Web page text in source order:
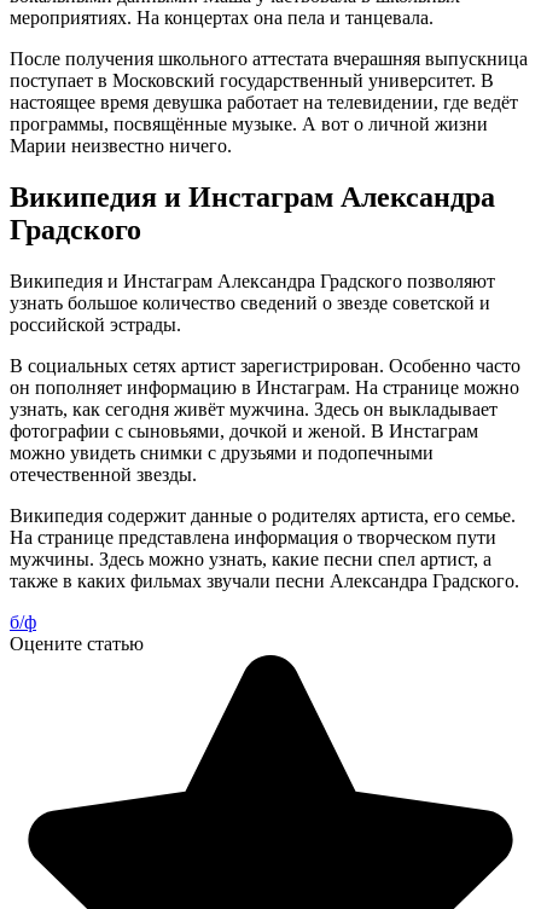
мероприятиях. На концертах она пела и танцевала.
После получения школьного аттестата вчерашняя выпускница
поступает в Московский государственный университет. В
настоящее время девушка работает на телевидении, где ведёт
программы, посвящённые музыке. А вот о личной жизни
Марии неизвестно ничего.
Википедия и Инстаграм Александра
Градского
Википедия и Инстаграм Александра Градского позволяют
узнать большое количество сведений о звезде советской и
российской эстрады.
В социальных сетях артист зарегистрирован. Особенно часто
он пополняет информацию в Инстаграм. На странице можно
узнать, как сегодня живёт мужчина. Здесь он выкладывает
фотографии с сыновьями, дочкой и женой. В Инстаграм
можно увидеть снимки с друзьями и подопечными
отечественной звезды.
Википедия содержит данные о родителях артиста, его семье.
На странице представлена информация о творческом пути
мужчины. Здесь можно узнать, какие песни спел артист, а
также в каких фильмах звучали песни Александра Градского.
б/ф
Оцените статью